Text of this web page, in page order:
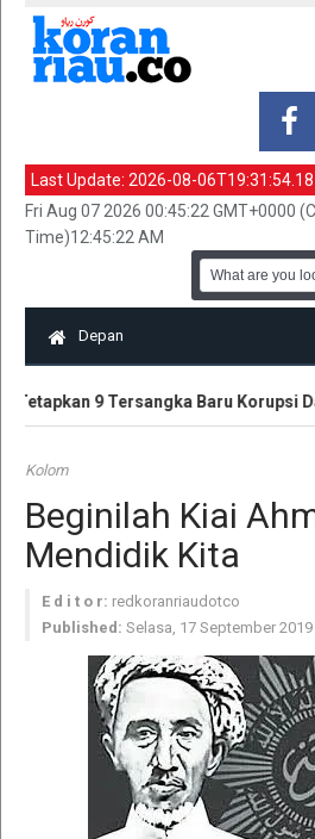
Last Update: 2026-08-
Fri Aug 07 2026 00:45:22 GMT+0000
Time)12:45:22 AM
Depan
9 Tersangka Baru Korupsi
Kolom
Beginilah Kiai
Mendidik Kita
E d i t o r: redkoranriaudotco
Published: Selasa, 17 September 2019